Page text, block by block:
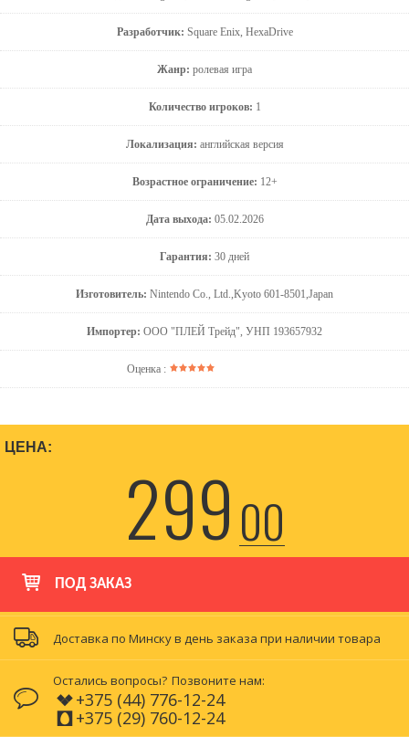
Разработчик: Square Enix, HexaDrive
Жанр: ролевая игра
Количество игроков: 1
Локализация: английская версия
Возрастное ограничение: 12+
Дата выхода: 05.02.2026
Гарантия: 30 дней
Изготовитель: Nintendo Co., Ltd.,Kyoto 601-8501,Japan
Импортер: ООО "ПЛЕЙ Трейд", УНП 193657932
Оценка :
ЦЕНА:
29900
ПОД ЗАКАЗ
Доставка по Минску в день заказа при наличии товара
Остались вопросы? Позвоните нам:
+375 (44) 776-12-24
+375 (29) 760-12-24